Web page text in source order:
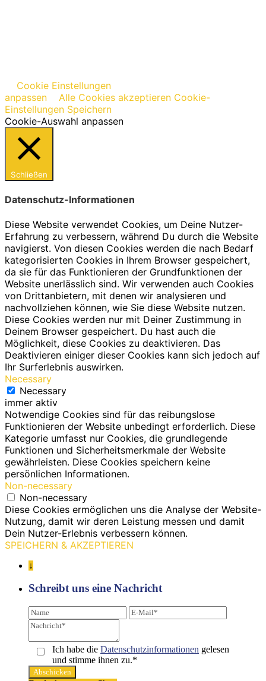
Cookie Einstellungen
anpassen
Alle Cookies akzeptieren Cookie-
Einstellungen Speichern
Cookie-Auswahl anpassen
Schließen
Datenschutz-Informationen
Diese Website verwendet Cookies, um Deine Nutzer-
Erfahrung zu verbessern, während Du durch die Website
navigierst. Von diesen Cookies werden die nach Bedarf
kategorisierten Cookies in Ihrem Browser gespeichert,
da sie für das Funktionieren der Grundfunktionen der
Website unerlässlich sind. Wir verwenden auch Cookies
von Drittanbietern, mit denen wir analysieren und
nachvollziehen können, wie Sie diese Website nutzen.
Diese Cookies werden nur mit Deiner Zustimmung in
Deinem Browser gespeichert. Du hast auch die
Möglichkeit, diese Cookies zu deaktivieren. Das
Deaktivieren einiger dieser Cookies kann sich jedoch auf
Ihr Surferlebnis auswirken.
Necessary
Necessary
immer aktiv
Notwendige Cookies sind für das reibungslose
Funktionieren der Website unbedingt erforderlich. Diese
Kategorie umfasst nur Cookies, die grundlegende
Funktionen und Sicherheitsmerkmale der Website
gewährleisten. Diese Cookies speichern keine
persönlichen Informationen.
Non-necessary
Non-necessary
Diese Cookies ermöglichen uns die Analyse der Website-
Nutzung, damit wir deren Leistung messen und damit
Dein Nutzer-Erlebnis verbessern können.
SPEICHERN & AKZEPTIEREN
↓
Schreibt uns eine Nachricht
Ich habe die Datenschutz­informationen gelesen
und stimme ihnen zu.*